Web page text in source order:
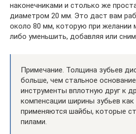
наконечниками и столько же
диаметром 20 мм. Это даст вам
около 80 мм, которую при желании
либо уменьшить, добавляя или
Примечание. Толщина зубьев
больше, чем стальное
инструменты вплотную друг к
компенсации ширины зубьев как
применяются шайбы, которые
пилами.